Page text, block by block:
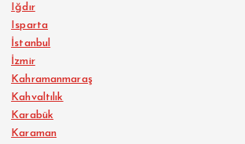
Iğdır
Isparta
İstanbul
İzmir
Kahramanmaraş
Kahvaltılık
Karabük
Karaman